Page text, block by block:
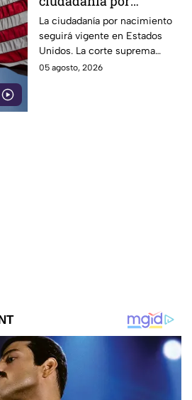
nacimiento en Estados
Unidos
La ciudadanía por nacimiento
seguirá vigente en Estados
Unidos. La corte suprema
determinó que los bebés
05 agosto, 2026